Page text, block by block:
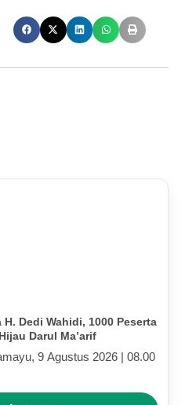
H. Dedi Wahidi, 1000 Peserta
Darul Ma’arif
9 Agustus 2026 | 08.00